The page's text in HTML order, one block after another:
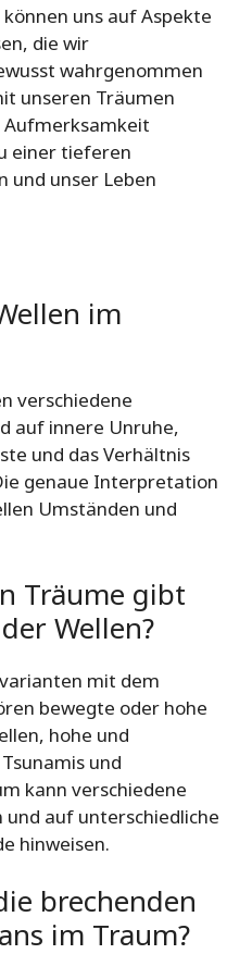
uns auf Aspekte
die wir
wahrgenommen
unseren Träumen
Aufmerksamkeit
einer tieferen
und unser Leben
im
verschiedene
auf innere Unruhe,
und das Verhältnis
genaue Interpretation
Umständen und
Träume gibt
Wellen?
mit dem
bewegte oder hohe
hohe und
und
kann verschiedene
auf unterschiedliche
hinweisen.
brechenden
im Traum?